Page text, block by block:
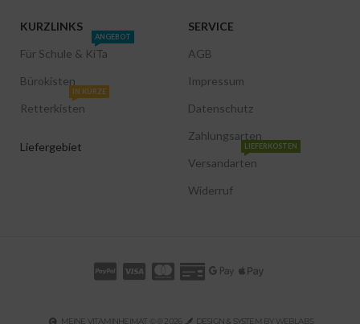
KURZLINKS
Für Schule & KiTa
ANGEBOT
Bürokisten
Retterkisten
IN KÜRZE
Liefergebiet
SERVICE
AGB
Impressum
Datenschutz
Zahlungsarten
Versandarten
LIEFERKOSTEN
Widerruf
MEINE VITAMINHEIMAT © ® 2026 DESIGN & SYSTEM BY WEBLABS